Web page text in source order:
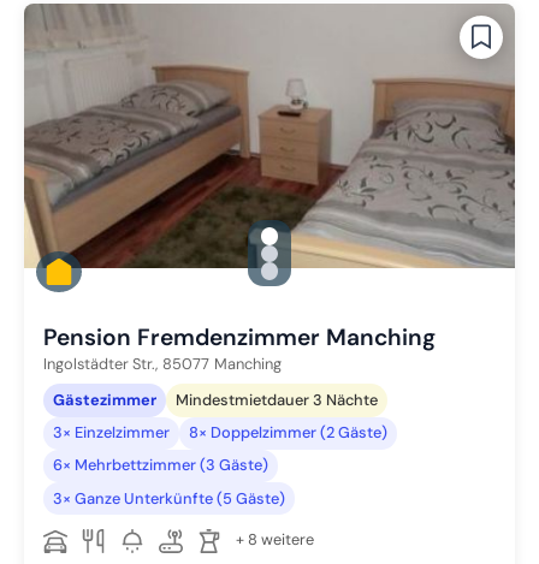
gallery.slide_selector
Zu Slide 1 wechseln
Zu Slide 2 wechseln
Zu Slide 3 wechseln
Pension Fremdenzimmer Manching
Ingolstädter Str., 85077 Manching
Gästezimmer
Mindestmietdauer 3 Nächte
3× Einzelzimmer
8× Doppelzimmer (2 Gäste)
6× Mehrbettzimmer (3 Gäste)
3× Ganze Unterkünfte (5 Gäste)
+ 8 weitere